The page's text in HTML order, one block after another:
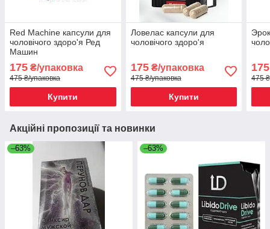
Red Machine капсули для
чоловічого здоро'я Ред
Машин
175 ₴/упаковка
475 ₴/упаковка
Купити
Ловелас капсули для
чоловічого здоро'я
175₴/упаковка
475 ₴/упаковка
Купити
175
475
Акційні пропозиції та новинки
–63% –63%